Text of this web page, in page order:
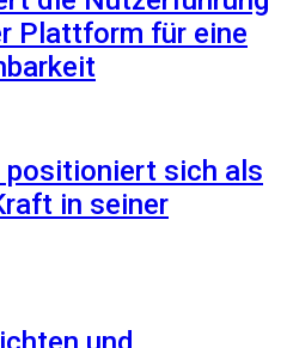
Plattform für eine
positioniert sich als
in seiner